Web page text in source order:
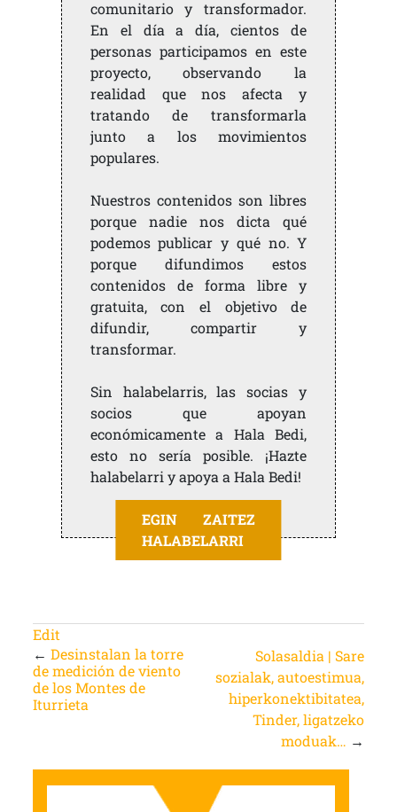
comunitario y transformador.
En el día a día, cientos de
personas participamos en este
proyecto, observando la
realidad que nos afecta y
tratando de transformarla
junto a los movimientos
populares.
Nuestros contenidos son libres
porque nadie nos dicta qué
podemos publicar y qué no. Y
porque difundimos estos
contenidos de forma libre y
gratuita, con el objetivo de
difundir, compartir y
transformar.
Sin halabelarris, las socias y
socios que apoyan
económicamente a Hala Bedi,
esto no sería posible. ¡Hazte
halabelarri y apoya a Hala Bedi!
EGIN ZAITEZ
HALABELARRI
Edit
← Desinstalan la torre
de medición de viento
de los Montes de
Iturrieta
Solasaldia | Sare
sozialak, autoestimua,
hiperkonektibitatea,
Tinder, ligatzeko
moduak… →